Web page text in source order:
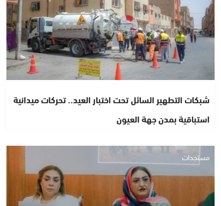
شبكات التطهير السائل تحت اختبار العيد.. تحركات ميدانية
استباقية بمدن جهة العيون
مستجدات